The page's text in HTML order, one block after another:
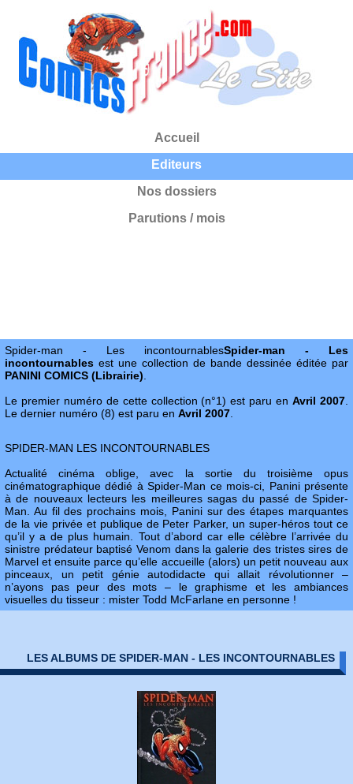
Accueil
Editeurs
Nos dossiers
Parutions / mois
Spider-man - Les incontournablesSpider-man - Les
incontournables est une collection de bande dessinée éditée par
PANINI COMICS (Librairie)
Le premier numéro de cette collection (n°1) est paru enAvril 2007
Le dernier numéro (8) est paru en Avril 2007
SPIDER-MAN LES INCONTOURNABLES
Actualité cinéma oblige, avec la sortie du troisième opus
cinématographique dédié à Spider-Man ce mois-ci, Panini présente
à de nouveaux lecteurs les meilleures sagas du passé de Spider-
Man. Au fil des prochains mois, Panini sur des étapes marquantes
de la vie privée et publique de Peter Parker, un super-héros tout ce
qu’il y a de plus humain. Tout d’abord car elle célèbre l’arrivée du
sinistre prédateur baptisé Venom dans la galerie des tristes sires de
Marvel et ensuite parce qu’elle accueille (alors) un petit nouveau aux
pinceaux, un petit génie autodidacte qui allait révolutionner –
n’ayons pas peur des mots – le graphisme et les ambiances
visuelles du tisseur : mister Todd McFarlane en personne !
LES ALBUMS DE SPIDER-MAN - LES INCONTOURNABLES